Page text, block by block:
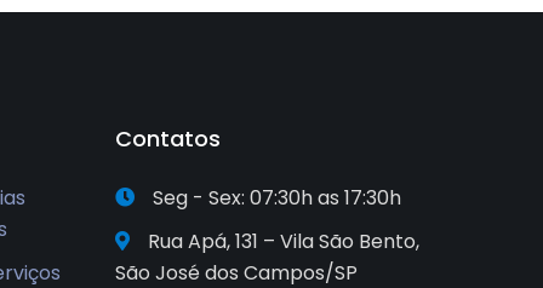
Contatos
Seg - Sex: 07:30h as 17:30h
Rua Apá, 131 – Vila São Bento,
São José dos Campos/SP